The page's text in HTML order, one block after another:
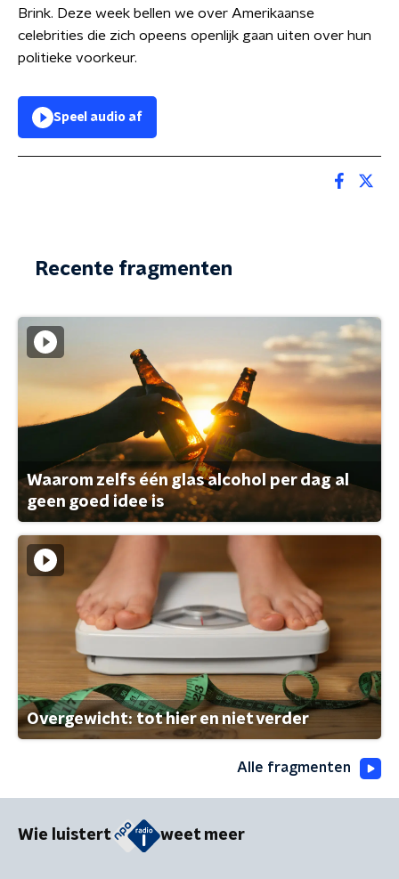
Brink. Deze week bellen we over Amerikaanse
celebrities die zich opeens openlijk gaan uiten over hun
politieke voorkeur.
Speel audio af
Recente fragmenten
Waarom zelfs één glas alcohol per dag al
geen goed idee is
Overgewicht: tot hier en niet verder
Alle fragmenten
Wie luistert weet meer